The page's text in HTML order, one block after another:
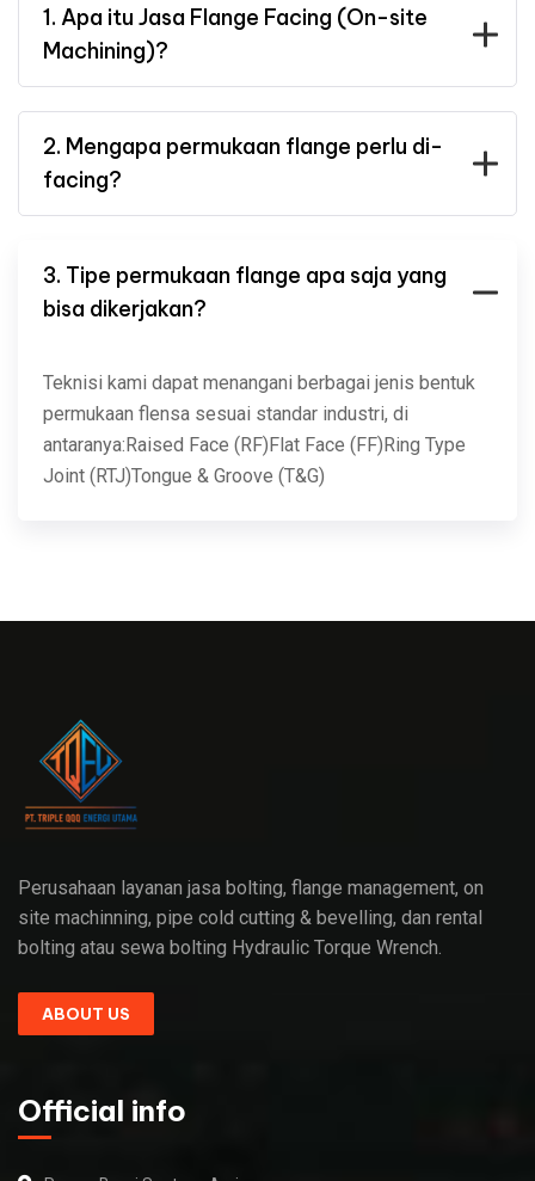
1. Apa itu Jasa Flange Facing (On-site
Machining)?
2. Mengapa permukaan flange perlu di-
facing?
3. Tipe permukaan flange apa saja yang
bisa dikerjakan?
Teknisi kami dapat menangani berbagai jenis bentuk
permukaan flensa sesuai standar industri, di
antaranya:Raised Face (RF)Flat Face (FF)Ring Type
Joint (RTJ)Tongue & Groove (T&G)
Perusahaan layanan jasa bolting, flange management, on
site machinning, pipe cold cutting & bevelling, dan rental
bolting atau sewa bolting Hydraulic Torque Wrench.
ABOUT US
Official info